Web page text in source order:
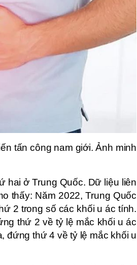
tấn công nam giới. Ảnh minh
hai ở Trung Quốc. Dữ liệu liên
thấy: Năm 2022, Trung Quốc
2 trong số các khối u ác tính.
thứ 2 về tỷ lệ mắc khối u ác
đứng thứ 4 về tỷ lệ mắc khối u